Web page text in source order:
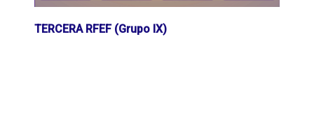
TERCERA RFEF (Grupo IX)